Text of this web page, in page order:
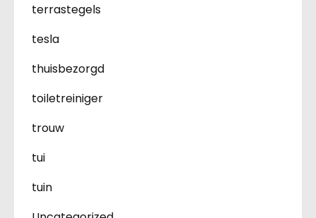
terrastegels
tesla
thuisbezorgd
toiletreiniger
trouw
tui
tuin